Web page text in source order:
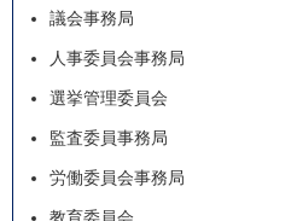
議会事務局
人事委員会事務局
選挙管理委員会
監査委員事務局
労働委員会事務局